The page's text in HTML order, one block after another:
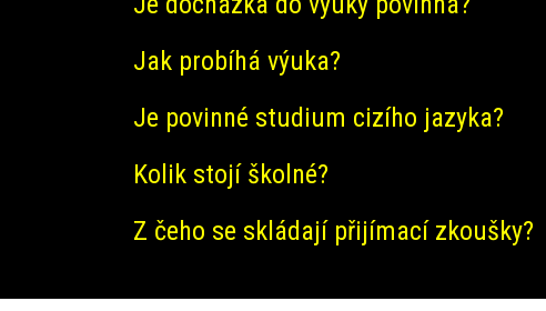
Jak probíhá výuka?
Je povinné studium cizího jazyka?
Kolik stojí školné?
Z čeho se skládají přijímací zkoušky?